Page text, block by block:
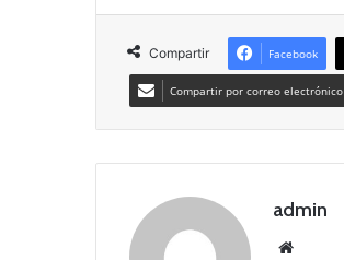
Compartir Facebook
Compartir por correo electrónico
admin